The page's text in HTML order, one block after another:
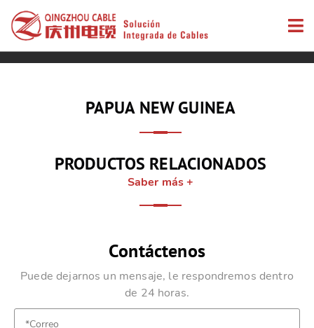
PAPUA NEW GUINEA
PRODUCTOS RELACIONADOS
Saber más +
Contáctenos
Puede dejarnos un mensaje, le respondremos dentro
de 24 horas.